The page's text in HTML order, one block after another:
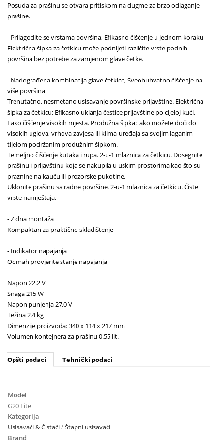
Posuda za prašinu se otvara pritiskom na dugme za brzo odlaganje
prašine.
- Prilagodite se vrstama površina, Efikasno čišćenje u jednom koraku
Električna šipka za četkicu može podnijeti različite vrste podnih
površina bez potrebe za zamjenom glave četke.
- Nadograđena kombinacija glave četkice, Sveobuhvatno čišćenje na
više površina
Trenutačno, nesmetano usisavanje površinske prljavštine. Električna
šipka za četkicu: Efikasno uklanja čestice prljavštine po cijeloj kući.
Lako čišćenje visokih mjesta. Produžna šipka: lako možete doći do
visokih uglova, vrhova zavjesa ili klima-uređaja sa svojim laganim
tijelom podržanim produžnim šipkom.
Temeljno čišćenje kutaka i rupa. 2-u-1 mlaznica za četkicu. Dosegnite
prašinu i prljavštinu koja se nakupila u uskim prostorima kao što su
praznine na kauču ili prozorske pukotine.
Uklonite prašinu sa radne površine. 2-u-1 mlaznica za četkicu. Čiste
vrste namještaja.
- Zidna montaža
Kompaktan za praktično skladištenje
- Indikator napajanja
Odmah provjerite stanje napajanja
Napon 22.2 V
Snaga 215 W
Napon punjenja 27.0 V
Težina 2.4 kg
Dimenzije proizvoda: 340 x 114 x 217 mm
Volumen kontejnera za prašinu 0.55 lit.
Opšti podaci Tehnički podaci
Model
G20 Lite
Kategorija
Usisavači & Čistači/Štapni usisavači
Brand